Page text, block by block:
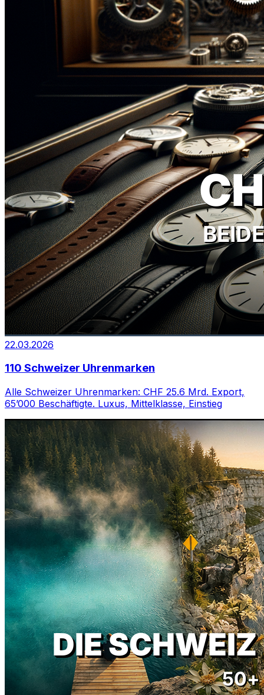
22.03.2026
110 Schweizer Uhrenmarken
Alle Schweizer Uhrenmarken: CHF 25.6 Mrd. Export,
65’000 Beschäftigte. Luxus, Mittelklasse, Einstieg